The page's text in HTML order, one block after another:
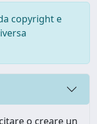
copyright e
o creare un